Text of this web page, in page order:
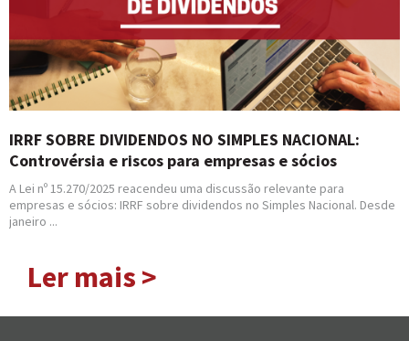
IRRF SOBRE DIVIDENDOS NO SIMPLES NACIONAL:
Controvérsia e riscos para empresas e sócios
A Lei nº 15.270/2025 reacendeu uma discussão relevante para
empresas e sócios: IRRF sobre dividendos no Simples Nacional. Desde
janeiro ...
Ler mais >